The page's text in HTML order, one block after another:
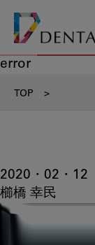
error
TOP >
2020・02・12
櫛橋 幸民